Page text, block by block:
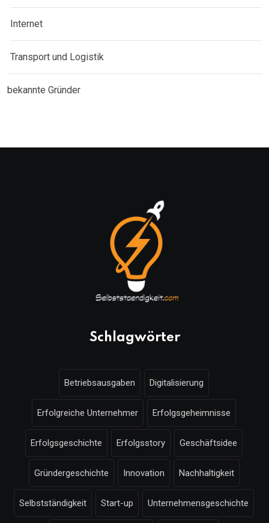
Internet
Transport und Logistik
bekannte Gründer
Schlagwörter
Betriebsausgaben Digitalisierung
Erfolgreiche Unternehmer Erfolgsgeheimnisse
Erfolgsgeschichte Erfolgsstory Geschäftsidee
Gründergeschichte Innovation Nachhaltigkeit
Selbstständigkeit Start-up Unternehmensgeschichte